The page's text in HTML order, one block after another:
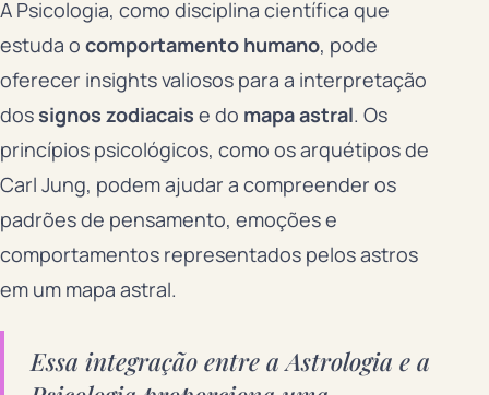
A Psicologia, como disciplina científica que
estuda o comportamento humano, pode
oferecer insights valiosos para a interpretação
dos signos zodiacais e do mapa astral. Os
princípios psicológicos, como os arquétipos de
Carl Jung, podem ajudar a compreender os
padrões de pensamento, emoções e
comportamentos representados pelos astros
em um mapa astral.
Essa integração entre a Astrologia e a